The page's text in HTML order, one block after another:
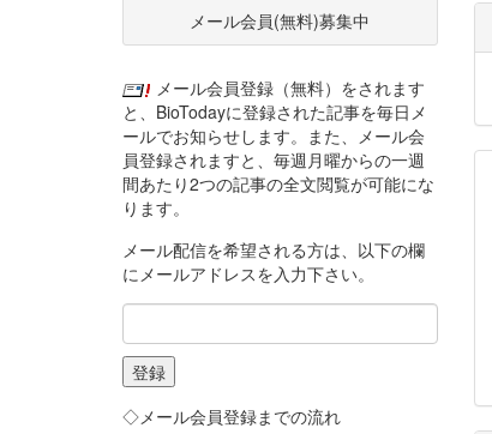
メール会員(無料)募集中
メール会員登録（無料）をされます
と、BioTodayに登録された記事を毎日メ
ールでお知らせします。また、メール会
員登録されますと、毎週月曜からの一週
間あたり2つの記事の全文閲覧が可能にな
ります。
メール配信を希望される方は、以下の欄
にメールアドレスを入力下さい。
◇メール会員登録までの流れ